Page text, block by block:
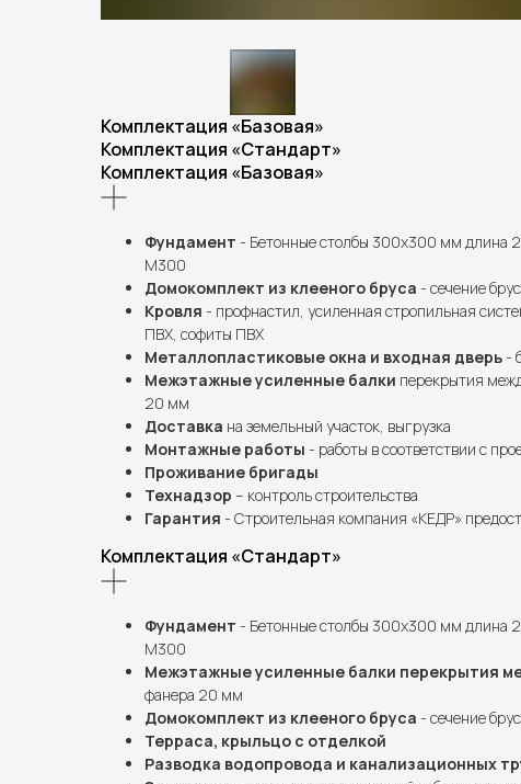
Комплектация «Базовая»
Комплектация «Стандарт»
Комплектация «Базовая»
Фундамент - Бетонные столбы 300х300 мм длина
М300
Домокомплект из клееного бруса - сечение
Кровля - профнастил, усиленная стропильная
ПВХ, софиты ПВХ
Металлопластиковые окна и входная дверь-
Межэтажные усиленные балки перекрытия
20 мм
Доставка на земельный участок, выгрузка
Монтажные работы - работы в соответствии с
Проживание бригады
Технадзор – контроль строительства
Гарантия - Строительная компания «КЕДР»
Комплектация «Стандарт»
Фундамент - Бетонные столбы 300х300 мм длина
М300
Межэтажные усиленные балки перекрытия
фанера 20 мм
Домокомплект из клееного бруса - сечение
Терраса, крыльцо с отделкой
Разводка водопровода и канализационных